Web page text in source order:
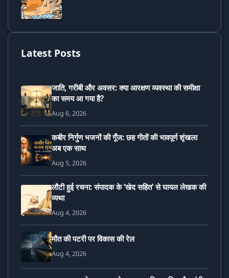
Latest Posts
जाति, गरीबी और अवसर: क्या आरक्षण व्यवस्था की समीक्षा
का समय आ गया है?
Aug 6, 2026
कबीर निर्गुण भजनों की गूँज: छह गीतों की भावपूर्ण शृंखला
अब एक साथ
Aug 5, 2026
लौटी हुई रचना: संपादक के ‘खेद सहित’ से घायल लेखक की
व्यथा
Aug 4, 2026
मौत की पटरी पर विकास की रेल
Aug 4, 2026